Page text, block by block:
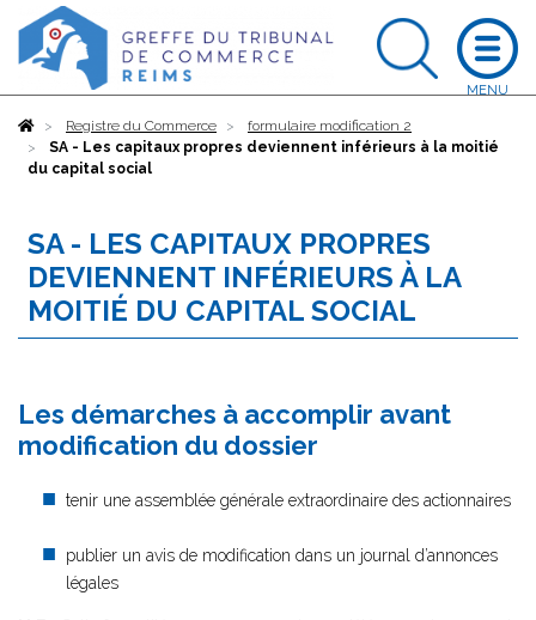
AccueilRegistre du Commerce
formulaire modification 2
SA - Les capitaux propres deviennent inférieurs à la moitié
du capital social
SA - LES CAPITAUX PROPRES
DEVIENNENT INFÉRIEURS À LA
MOITIÉ DU CAPITAL SOCIAL
Les démarches à accomplir avant
modification du dossier
tenir une assemblée générale extraordinaire des actionnaires
publier un avis de modification dans un journal d’annonces
légales